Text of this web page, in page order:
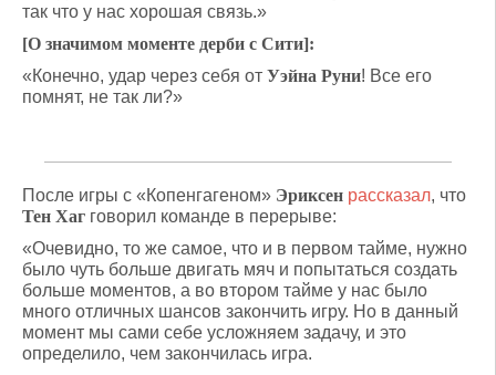
так что у нас хорошая связь.»
[О значимом моменте дерби с Сити]:
«Конечно, удар через себя от Уэйна Руни! Все его
помнят, не так ли?»
После игры с «Копенгагеном» Эриксен рассказал, что
Тен Хаг говорил команде в перерыве:
«Очевидно, то же самое, что и в первом тайме, нужно
было чуть больше двигать мяч и попытаться создать
больше моментов, а во втором тайме у нас было
много отличных шансов закончить игру. Но в данный
момент мы сами себе усложняем задачу, и это
определило, чем закончилась игра.